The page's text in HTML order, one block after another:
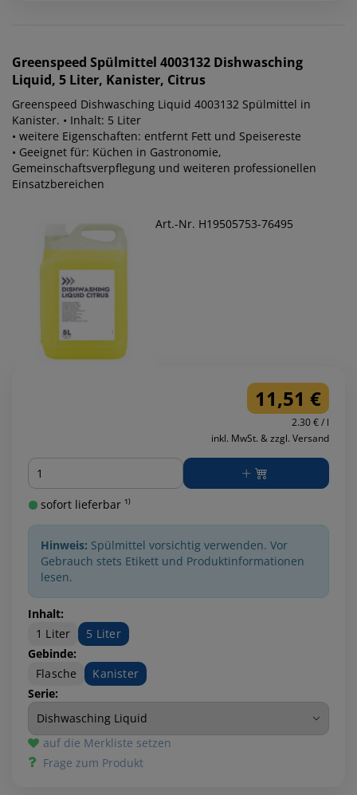
Greenspeed Spülmittel 4003132 Dishwasching
Liquid, 5 Liter, Kanister, Citrus
Greenspeed Dishwasching Liquid 4003132 Spülmittel in
Kanister. • Inhalt: 5 Liter
• weitere Eigenschaften: entfernt Fett und Speisereste
• Geeignet für: Küchen in Gastronomie,
Gemeinschaftsverpflegung und weiteren professionellen
Einsatzbereichen
Art.-Nr. H19505753-76495
11,51 €
2.30 € / l
inkl. MwSt. & zzgl. Versand
Menge
sofort lieferbar ¹⁾
Hinweis: Spülmittel vorsichtig verwenden. Vor
Gebrauch stets Etikett und Produktinformationen
lesen.
Inhalt:
1 Liter
5 Liter
Gebinde:
Flasche
Kanister
Serie:
auf die Merkliste setzen
Frage zum Produkt